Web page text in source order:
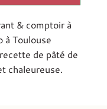
& comptoir à
à Toulouse
de pâté de
chaleureuse.